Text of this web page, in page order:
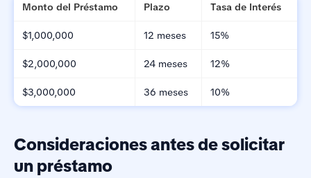
Monto del Préstamo Plazo Tasa de Interés
$1,000,000 12 meses 15%
$2,000,000 24 meses 12%
$3,000,000 36 meses 10%
Consideraciones antes de solicitar
un préstamo